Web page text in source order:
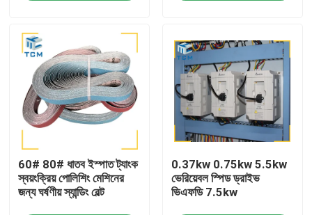
পণ্য
আমাদের সম্বন্ধে
গুণমান নিয়ন্ত্রণ
60# 80# ধাতব ইস্পাত ট্যাংক
স্বয়ংক্রিয় পোলিশিং মেশিনের
জন্য ঘর্ষণীয় স্যান্ডিং বেল্ট
0.37kw 0.75kw 5.5kw
ভেরিয়েবল স্পিড ড্রাইভ
ভিএফডি 7.5kw